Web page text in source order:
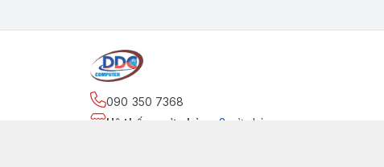
090 350 7368
Hệ thống cửa hàng
:2
cửa hàng